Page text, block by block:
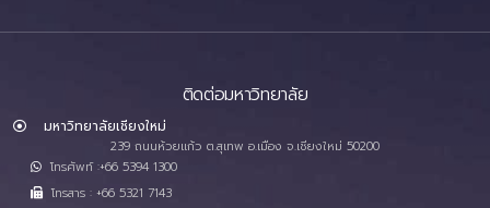
ติดต่อมหาวิทยาลัย
มหาวิทยาลัยเชียงใหม่
239 ถนนห้วยแก้ว ต.สุเทพ อ.เมือง จ.เชียงใหม่ 50200
โทรศัพท์ :+66 5394 1300
โทรสาร : +66 5321 7143